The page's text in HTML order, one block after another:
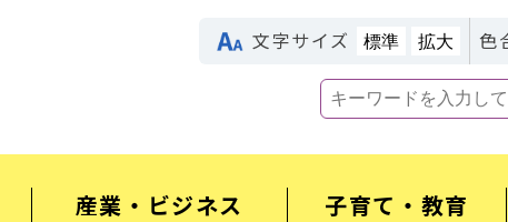
文字サイズ 標準 拡大 色
産業・ビジネス 子育て・教育